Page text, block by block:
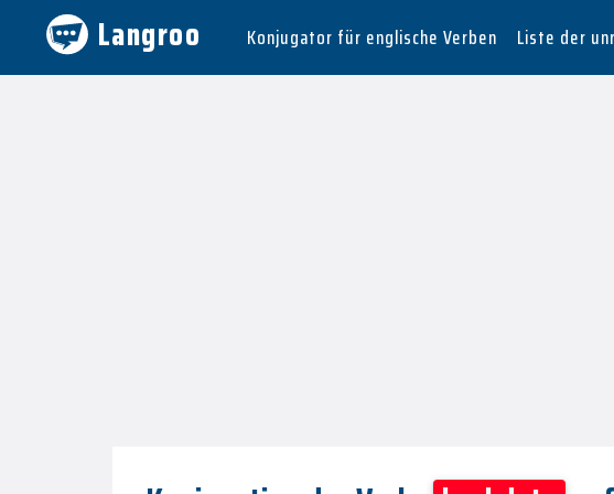
Langroo Konjugator für englische Verben Liste der